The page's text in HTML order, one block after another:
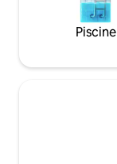
Piscine